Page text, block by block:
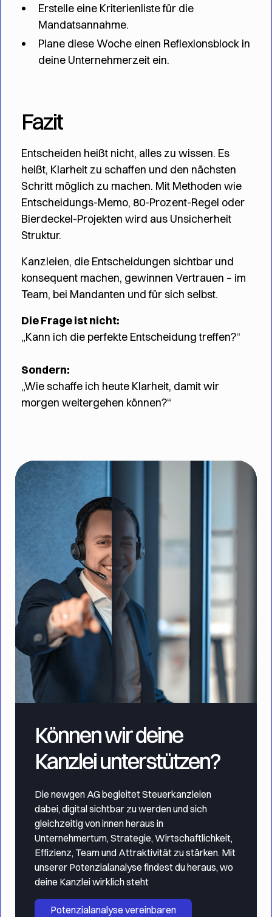
Erstelle eine Kriterienliste für die
Mandatsannahme.
Plane diese Woche einen Reflexionsblock in
deine Unternehmerzeit ein.
Fazit
Entscheiden heißt nicht, alles zu wissen. Es
heißt, Klarheit zu schaffen und den nächsten
Schritt möglich zu machen. Mit Methoden wie
Entscheidungs-Memo, 80-Prozent-Regel oder
Bierdeckel-Projekten wird aus Unsicherheit
Struktur.
Kanzleien, die Entscheidungen sichtbar und
konsequent machen, gewinnen Vertrauen – im
Team, bei Mandanten und für sich selbst.
Die Frage ist nicht:
„Kann ich die perfekte Entscheidung treffen?“
Sondern:
„Wie schaffe ich heute Klarheit, damit wir
morgen weitergehen können?“
Können wir deine
Kanzlei unterstützen?
Die newgen AG begleitet Steuerkanzleien
dabei, digital sichtbar zu werden und sich
gleichzeitig von innen heraus in
Unternehmertum, Strategie, Wirtschaftlichkeit,
Effizienz, Team und Attraktivität zu stärken. Mit
unserer Potenzialanalyse findest du heraus, wo
deine Kanzlei wirklich steht
Potenzialanalyse vereinbaren